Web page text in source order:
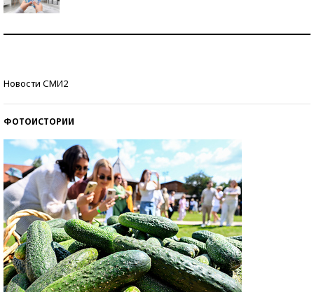
Новости СМИ2
ФОТОИСТОРИИ